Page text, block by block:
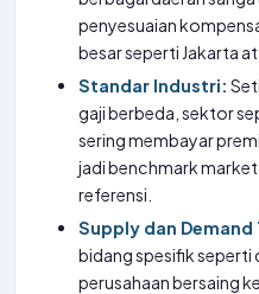
penyesuaian
besar seperti Jakarta
Standar Industri:
gaji berbeda, sektor
sering membayar
jadi benchmark
referensi.
Supply dan Demand
bidang spesifik seperti
perusahaan bersaing